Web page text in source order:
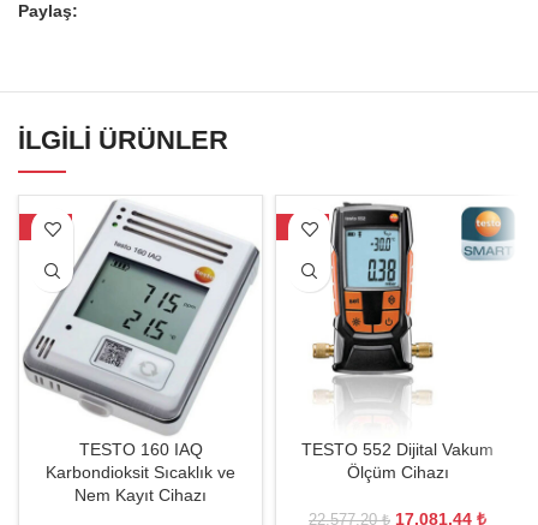
Paylaş:
İLGILI ÜRÜNLER
-33%
TESTO 160 IAQ
Karbondioksit Sıcaklık ve
Nem Kayıt Cihazı
-24%
TESTO 552 Dijital Vakum
Ölçüm Cihazı
22.577,20₺ 17.081,44 ₺